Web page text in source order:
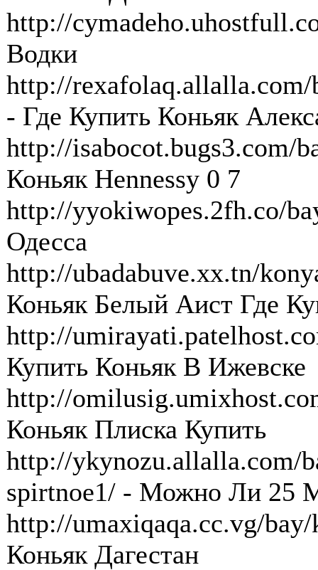
http://
Водки
http://
- Где Купить Коньяк
http://isabocot.bugs3.com/
Коньяк Hennessy 0 7
http://yyokiwopes.2fh.co/
Одесса
http://ubadabuve.xx.tn/
Коньяк Белый Аист Где
http://
Купить Коньяк В Ижевске
http://
Коньяк Плиска Купить
http://ykynozu.allalla.com/
spirtnoe1/ - Можно Ли 25
http://umaxiqaqa.cc.vg/
Коньяк Дагестан